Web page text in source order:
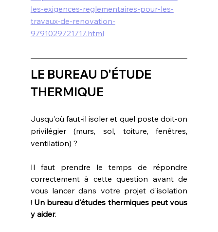
les-exigences-reglementaires-pour-les-
travaux-de-renovation-
9791029721717.html
LE BUREAU D'ÉTUDE
THERMIQUE
Jusqu'où faut-il isoler et quel poste doit-on
privilégier (murs, sol, toiture, fenêtres,
ventilation) ?
Il faut prendre le temps de répondre
correctement à cette question avant de
vous lancer dans votre projet d'isolation
! Un bureau d'études thermiques peut vous
y aider.